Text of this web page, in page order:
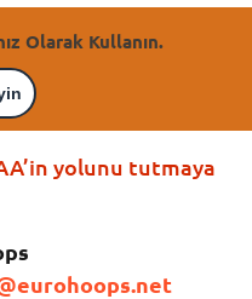
Olarak Kullanın.
yolunu tutmaya